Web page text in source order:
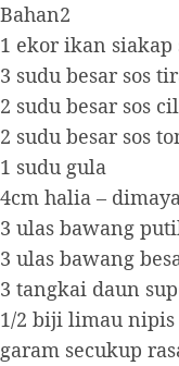
Bahan2
1 ekor ikan siakap
3 sudu besar sos
2 sudu besar sos
2 sudu besar sos
1 sudu gula
4cm halia –
3 ulas bawang
3 ulas bawang
3 tangkai daun
1/2 biji limau nipis
garam secukup